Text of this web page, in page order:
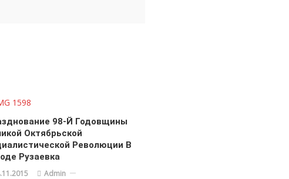
98-Й Годовщины
Октябрьской
Революции В
Рузаевка
Admin